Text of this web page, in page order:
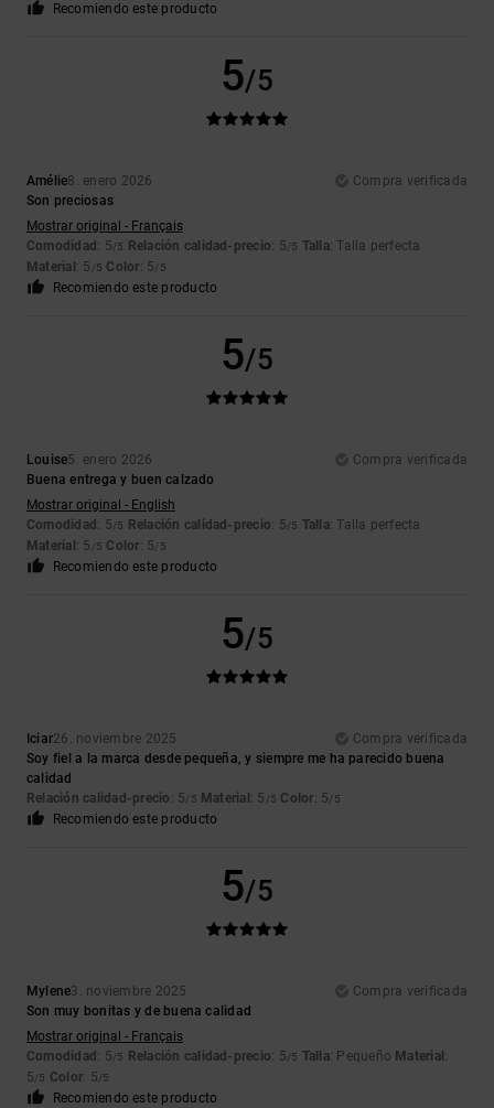
Recomiendo este producto
5/5
Amélie8. enero 2026
Compra verificada
Son preciosas
Mostrar original - Français
Comodidad : 5/5 Relación calidad-precio: 5/5 Talla: Talla perfecta
Material : 5 /5 Color: 5/5
Recomiendo este producto
5/5
Louise5. enero 2026
Compra verificada
Buena entrega y buen calzado
Mostrar original - English
Comodidad : 5/5 Relación calidad-precio: 5/5 Talla: Talla perfecta
Material : 5 /5 Color: 5/5
Recomiendo este producto
5/5
Iciar26. noviembre 2025
Compra verificada
Soy fiel a la marca desde pequeña, y siempre me ha parecido buena
calidad
Relación calidad-precio : 5/5 Material : 5 /5 Color: 5/5
Recomiendo este producto
5/5
Mylene3. noviembre 2025
Compra verificada
Son muy bonitas y de buena calidad
Mostrar original - Français
Comodidad : 5/5 Relación calidad-precio: 5/5 Talla: Pequeño Material :
5/5 Color: 5/5
Recomiendo este producto